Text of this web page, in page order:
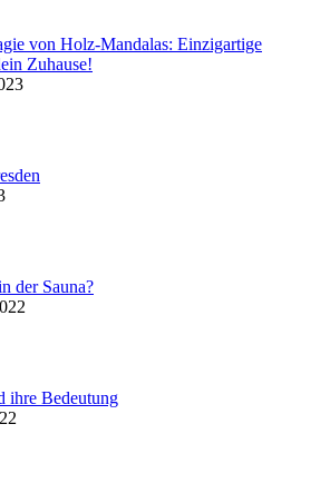
von Holz-Mandalas: Einzigartige
Zuhause!
der Sauna?
ihre Bedeutung